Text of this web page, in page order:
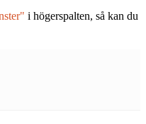
i högerspalten, så kan du